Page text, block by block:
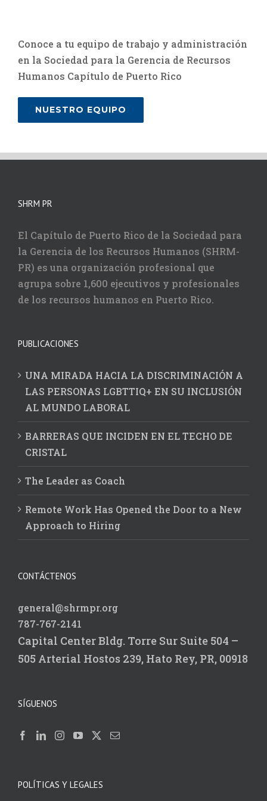
Conoce a tu equipo de trabajo y administración
en la Sociedad para la Gerencia de Recursos
Humanos Capítulo de Puerto Rico
NUESTRO EQUIPO
SHRM PR
El Capítulo de Puerto Rico de la Sociedad para
la Gerencia de los Recursos Humanos (SHRM-
PR) es una organización profesional que
agrupa sobre 1,600 ejecutivos y profesionales
de los recursos humanos en Puerto Rico.
PUBLICACIONES
UNA MIRADA HACIA LA DISCRIMINACIÓN A
LAS PERSONAS LGBTTIQ+ EN SU INCLUSIÓN
AL MUNDO LABORAL
BARRERAS QUE INCIDEN EN EL TECHO DE
CRISTAL
The Leader as Coach
Remote Work Has Opened the Door to a New
Approach to Hiring
CONTÁCTENOS
general@shrmpr.org
787-767-2141
Capital Center Bldg. Torre Sur Suite 504 –
505 Arterial Hostos 239, Hato Rey, PR, 00918
SÍGUENOS
POLÍTICAS Y LEGALES